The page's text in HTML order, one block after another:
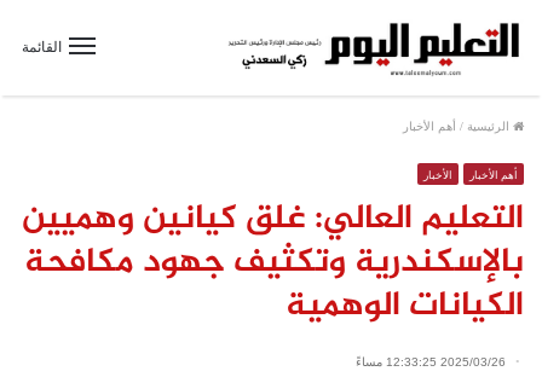
القائمة
الرئيسية / أهم الأخبار
أهم الأخبار الأخبار
التعليم العالي: غلق كيانين وهميين
بالإسكندرية وتكثيف جهود مكافحة
الكيانات الوهمية
2025/03/26 12:33:25 مساءً